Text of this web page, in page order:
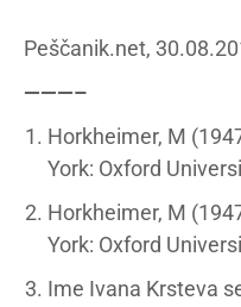
Peščanik.net,
———–
Horkheimer, M
York: Oxford
Horkheimer, M
York: Oxford
Ime Ivana Krsteva